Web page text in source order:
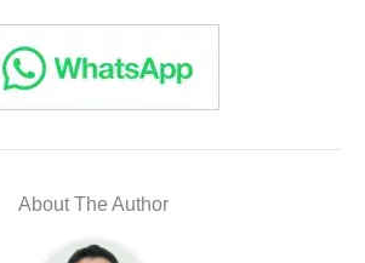
About The Author